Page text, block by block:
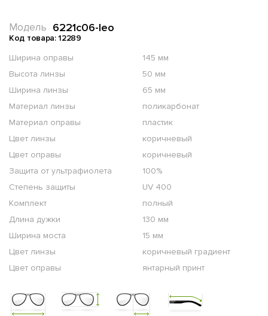
6221c06-leo
Модель
Код товара: 12289
Ширина оправы
145 мм
Высота линзы
50 мм
Ширина линзы
65 мм
Материал линзы
поликарбонат
Материал оправы
пластик
Цвет линзы
коричневый
Цвет оправы
коричневый
Защита от ультрафиолета
100%
Степень защиты
UV 400
Комплект
полный
Длина дужки
130 мм
Ширина моста
15 мм
Цвет линзы
коричневый градиент
Цвет оправы
янтарный принт